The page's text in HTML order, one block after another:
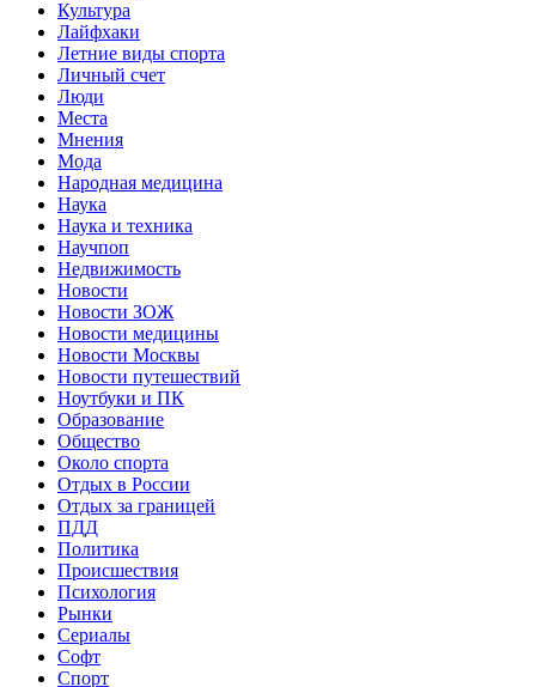
Культура
Лайфхаки
Летние виды спорта
Личный счет
Люди
Места
Мнения
Мода
Народная медицина
Наука
Наука и техника
Научпоп
Недвижимость
Новости
Новости ЗОЖ
Новости медицины
Новости Москвы
Новости путешествий
Ноутбуки и ПК
Образование
Общество
Около спорта
Отдых в России
Отдых за границей
ПДД
Политика
Происшествия
Психология
Рынки
Сериалы
Софт
Спорт